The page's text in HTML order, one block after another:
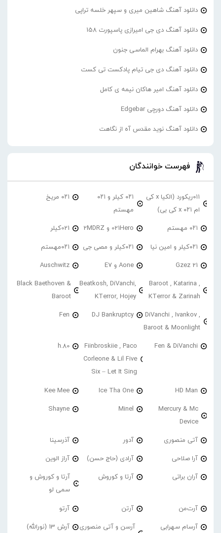
دانلود آهنگ شاهین میری و سپهر خلسه تراپی
دانلود آهنگ دی جی امیرازی پاسپورت 158
دانلود آهنگ بهرام الماسی جنون
دانلود آهنگ دی جی تیام پادکست تی کست
دانلود آهنگ امیر هاکان نیمه ی کامل
دانلود آهنگ دورچی Edgebar
دانلود آهنگ نوید مقدس آه از نگاهت
فهرست خوانندگان
۰۱۱ریکورد (الکیا x کی
ام ۰۲۱ x کی بی)
۰۲۱ کیلر و ۰۲۱
مهستم
۰۲۱ مریخ
۰۲۱ مهستم 021Hero و 2MDRZ 021کیلر
۰۲۱کیلر و امین نیا ۰۲۱کیلر و مصی جی ۰۲۱مهستم
21 Gzez Aone و E7 Auschwitz
Baroot , Katarina ,
KTerror & Zarinah
Beatkosh, DiVanchi,
KTerror, Hojey
Black Baethoven &
Baroot
DiVanchi , Ivankov ,
Baroot & Moonlight
DJ Bankruptcy
Fen
Fen & DiVanchi
Fiinbroskiie , Paco
Corleone & Lil Five
Six – Let It Sing
h.80
HD Man
Ice Tha One
Kee Mee
Mercury & Mc
Device
Minel
Shayne
آتی منصوری آدور آذرسینا
آرا صلاحی آرادی (حاج حسن) آراز الوین
آران براتی آرتا و کوروش
آرتا و کوروش و
سمی لو
آرت‌من آرتن آرتو
آرسام سهرابی آرسن و آتی منصوری آرش 13 (نورالله)